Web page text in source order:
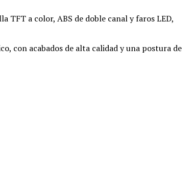
TFT a color, ABS de doble canal y faros LED,
con acabados de alta calidad y una postura de